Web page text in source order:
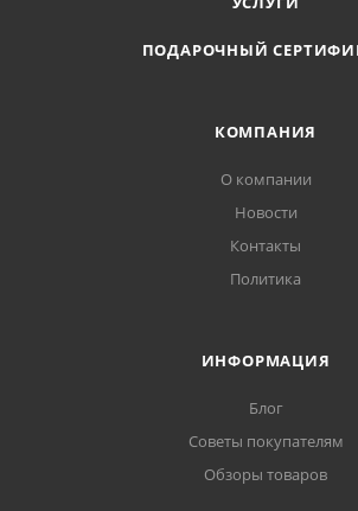
Давление: 0.5 атм
ПОДАРОЧНЫЙ
КОМПАНИЯ
О компании
Новости
Контакты
Политика
ИНФОРМАЦИЯ
Блог
Советы покупателям
Обзоры товаров